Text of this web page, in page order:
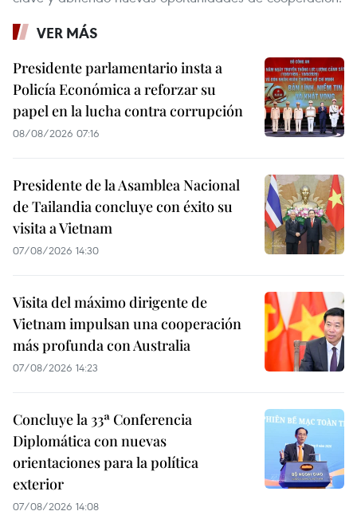
VER MÁS
Presidente parlamentario insta a
Policía Económica a reforzar su
papel en la lucha contra corrupción
08/08/2026 07:16
Presidente de la Asamblea Nacional
de Tailandia concluye con éxito su
visita a Vietnam
07/08/2026 14:30
Visita del máximo dirigente de
Vietnam impulsan una cooperación
más profunda con Australia
07/08/2026 14:23
Concluye la 33ª Conferencia
Diplomática con nuevas
orientaciones para la política
exterior
07/08/2026 14:08